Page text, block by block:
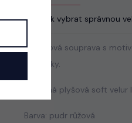
Jak vybrat správnou
Tepláková souprava s
+ tepláky.
Příjemná plyšová soft velur
Barva: pudr růžová